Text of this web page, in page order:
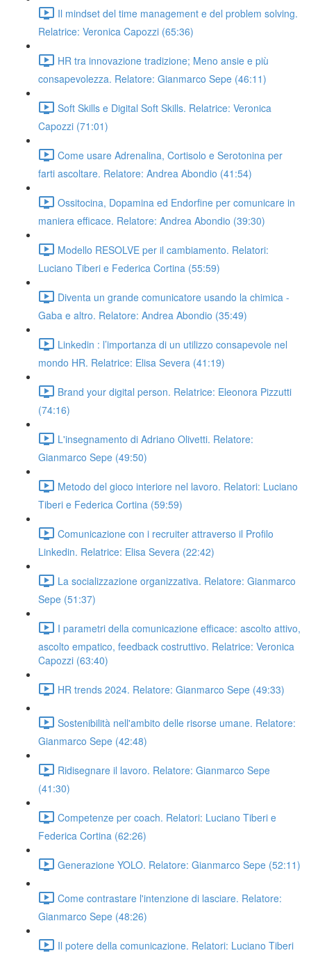
Il mindset del time management e del problem solving.
Relatrice: Veronica Capozzi (65:36)
HR tra innovazione tradizione; Meno ansie e più
consapevolezza. Relatore: Gianmarco Sepe (46:11)
Soft Skills e Digital Soft Skills. Relatrice: Veronica
Capozzi (71:01)
Come usare Adrenalina, Cortisolo e Serotonina per
farti ascoltare. Relatore: Andrea Abondio (41:54)
Ossitocina, Dopamina ed Endorfine per comunicare in
maniera efficace. Relatore: Andrea Abondio (39:30)
Modello RESOLVE per il cambiamento. Relatori:
Luciano Tiberi e Federica Cortina (55:59)
Diventa un grande comunicatore usando la chimica -
Gaba e altro. Relatore: Andrea Abondio (35:49)
Linkedin : l’importanza di un utilizzo consapevole nel
mondo HR. Relatrice: Elisa Severa (41:19)
Brand your digital person. Relatrice: Eleonora Pizzutti
(74:16)
L'insegnamento di Adriano Olivetti. Relatore:
Gianmarco Sepe (49:50)
Metodo del gioco interiore nel lavoro. Relatori: Luciano
Tiberi e Federica Cortina (59:59)
Comunicazione con i recruiter attraverso il Profilo
Linkedin. Relatrice: Elisa Severa (22:42)
La socializzazione organizzativa. Relatore: Gianmarco
Sepe (51:37)
I parametri della comunicazione efficace: ascolto attivo,
ascolto empatico, feedback costruttivo. Relatrice: Veronica
Capozzi (63:40)
HR trends 2024. Relatore: Gianmarco Sepe (49:33)
Sostenibilità nell'ambito delle risorse umane. Relatore:
Gianmarco Sepe (42:48)
Ridisegnare il lavoro. Relatore: Gianmarco Sepe
(41:30)
Competenze per coach. Relatori: Luciano Tiberi e
Federica Cortina (62:26)
Generazione YOLO. Relatore: Gianmarco Sepe (52:11)
Come contrastare l'intenzione di lasciare. Relatore:
Gianmarco Sepe (48:26)
Il potere della comunicazione. Relatori: Luciano Tiberi